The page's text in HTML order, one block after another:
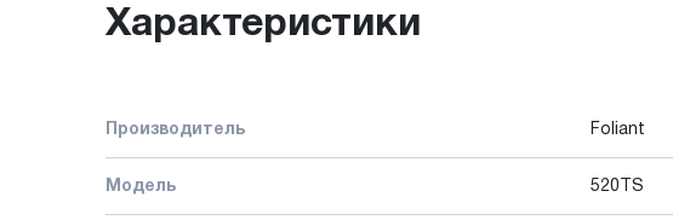
Характеристики
Производитель Foliant
Модель 520TS